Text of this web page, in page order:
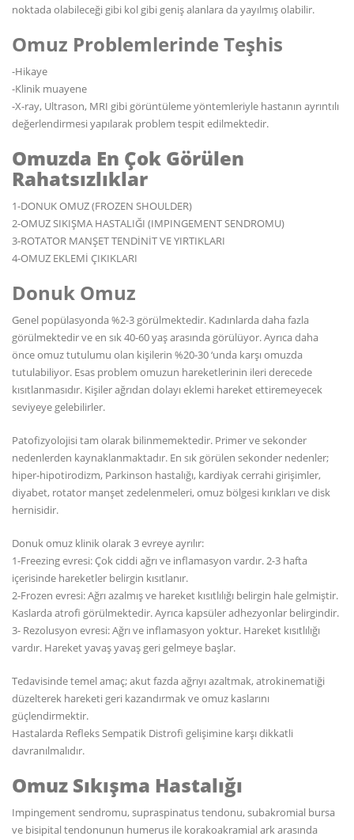
noktada olabileceği gibi kol gibi geniş alanlara da yayılmış olabilir.
Omuz Problemlerinde Teşhis
-Hikaye
-Klinik muayene
-X-ray, Ultrason, MRI gibi görüntüleme yöntemleriyle hastanın ayrıntılı
değerlendirmesi yapılarak problem tespit edilmektedir.
Omuzda En Çok Görülen
Rahatsızlıklar
1-DONUK OMUZ (FROZEN SHOULDER)
2-OMUZ SIKIŞMA HASTALIĞI (IMPINGEMENT SENDROMU)
3-ROTATOR MANŞET TENDİNİT VE YIRTIKLARI
4-OMUZ EKLEMİ ÇIKIKLARI
Donuk Omuz
Genel popülasyonda %2-3 görülmektedir. Kadınlarda daha fazla
görülmektedir ve en sık 40-60 yaş arasında görülüyor. Ayrıca daha
önce omuz tutulumu olan kişilerin %20-30 ‘unda karşı omuzda
tutulabiliyor. Esas problem omuzun hareketlerinin ileri derecede
kısıtlanmasıdır. Kişiler ağrıdan dolayı eklemi hareket ettiremeyecek
seviyeye gelebilirler.
Patofizyolojisi tam olarak bilinmemektedir. Primer ve sekonder
nedenlerden kaynaklanmaktadır. En sık görülen sekonder nedenler;
hiper-hipotirodizm, Parkinson hastalığı, kardiyak cerrahi girişimler,
diyabet, rotator manşet zedelenmeleri, omuz bölgesi kırıkları ve disk
hernisidir.
Donuk omuz klinik olarak 3 evreye ayrılır:
1-Freezing evresi: Çok ciddi ağrı ve inflamasyon vardır. 2-3 hafta
içerisinde hareketler belirgin kısıtlanır.
2-Frozen evresi: Ağrı azalmış ve hareket kısıtlılığı belirgin hale gelmiştir.
Kaslarda atrofi görülmektedir. Ayrıca kapsüler adhezyonlar belirgindir.
3- Rezolusyon evresi: Ağrı ve inflamasyon yoktur. Hareket kısıtlılığı
vardır. Hareket yavaş yavaş geri gelmeye başlar.
Tedavisinde temel amaç; akut fazda ağrıyı azaltmak, atrokinematiği
düzelterek hareketi geri kazandırmak ve omuz kaslarını
güçlendirmektir.
Hastalarda Refleks Sempatik Distrofi gelişimine karşı dikkatli
davranılmalıdır.
Omuz Sıkışma Hastalığı
Impingement sendromu, supraspinatus tendonu, subakromial bursa
ve bisipital tendonunun humerus ile korakoakramial ark arasında